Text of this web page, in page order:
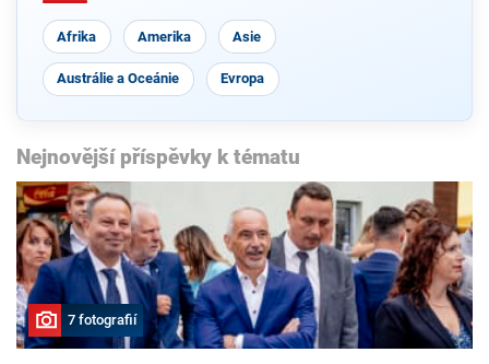
Afrika Amerika Asie
Austrálie a Oceánie Evropa
Nejnovější příspěvky k tématu
7 fotografií